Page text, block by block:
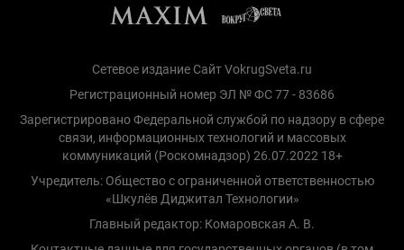
Сетевое издание Сайт VokrugSveta.ru
Регистрационный номер ЭЛ № ФС 77 - 83686
Зарегистрировано Федеральной службой по надзору в сфере
связи, информационных технологий и массовых
коммуникаций (Роскомнадзор) 26.07.2022 18+
Учредитель: Общество с ограниченной ответственностью
«Шкулёв Диджитал Технологии»
Главный редактор: Комаровская А. В.